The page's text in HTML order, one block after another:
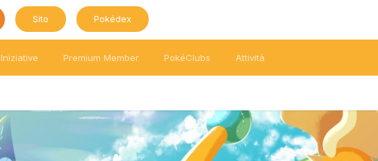
Sito Pokédex
Iniziative Premium Member PokéClubs Attività